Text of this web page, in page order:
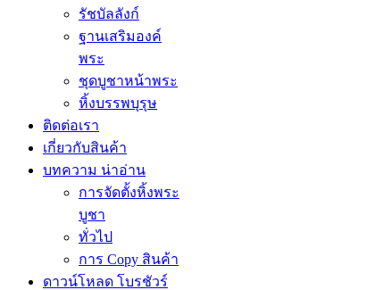
รัชบัลลังก์
ฐานเสริมองค์
พระ
ชุดบูชาหน้าพระ
หิ้งบรรพบุรุษ
ติดต่อเรา
เกี่ยวกับสินค้า
บทความ น่าอ่าน
การจัดตั้งหิ้งพระ
บูชา
ทั่วไป
การ Copy สินค้า
ดาวน์โหลด โบรชัวร์